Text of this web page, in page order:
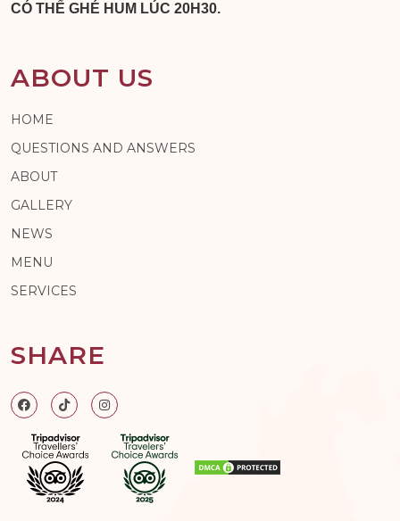
CÓ THỂ GHÉ HUM LÚC 20H30.
ABOUT US
HOME
QUESTIONS AND ANSWERS
ABOUT
GALLERY
NEWS
MENU
SERVICES
SHARE